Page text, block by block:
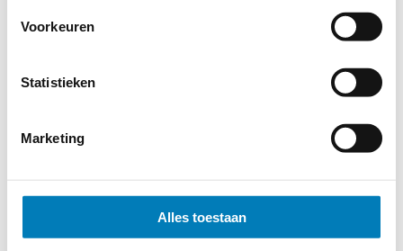
Voorkeuren
Statistieken
Marketing
Alles toestaan